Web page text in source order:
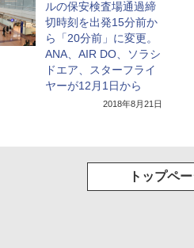
ルの保安検査場通過締
切時刻を出発15分前か
ら「20分前」に変更。
ANA、AIR DO、ソラシ
ドエア、スターフライ
ヤーが12月1日から
2018年8月21日
トップペ